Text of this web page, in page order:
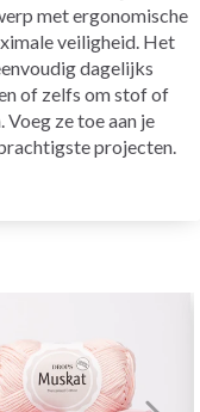
met ergonomische
veiligheid. Het
dagelijks
of zelfs om stof of
ze toe aan je
projecten.